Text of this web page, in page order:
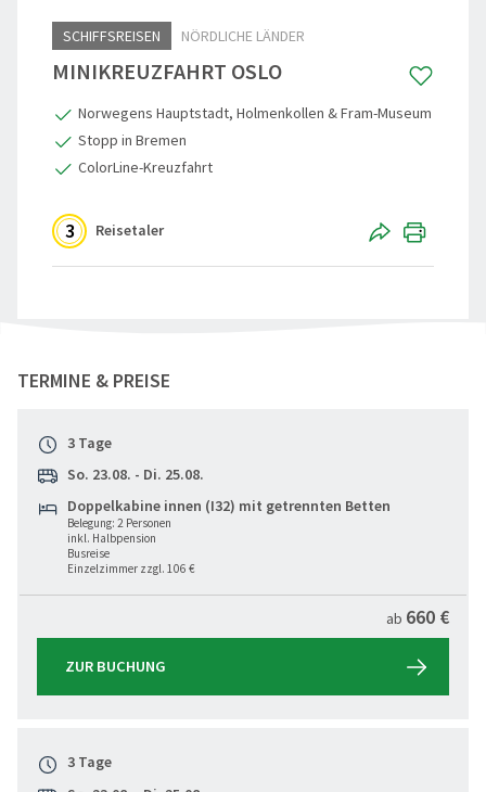
60plus
Clubreisen
Reisegutschein
Gruppenermäßigung
Reiseinfos, Qualität & Sicherheit
Reiseschutz-Versicherung
Häufige Fragen (FAQ)
Reiseberichte
Standorte
Nachhaltigkeit
SCHIFFSREISEN NÖRDLICHE LÄNDER
MINIKREUZFAHRT OSLO
Norwegens Hauptstadt, Holmenkollen & Fram-Museum
Stopp in Bremen
ColorLine-Kreuzfahrt
3 Reisetaler
TERMINE & PREISE
3 Tage
So. 23.08. - Di. 25.08.
Doppelkabine innen (I32) mit getrennten Betten
Belegung: 2 Personen
inkl. Halbpension
Busreise
Einzelzimmer zzgl. 106 €
ab 660 €
ZUR BUCHUNG
3 Tage